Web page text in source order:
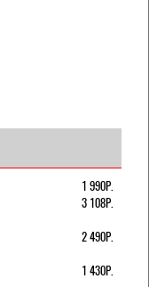
1 990Р.
3 108Р.
2 490Р.
1 430Р.